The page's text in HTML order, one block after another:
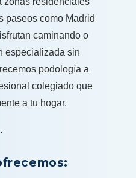
paseos como Madrid
caminando o
especializada sin
podología a
colegiado que
a tu hogar.
.